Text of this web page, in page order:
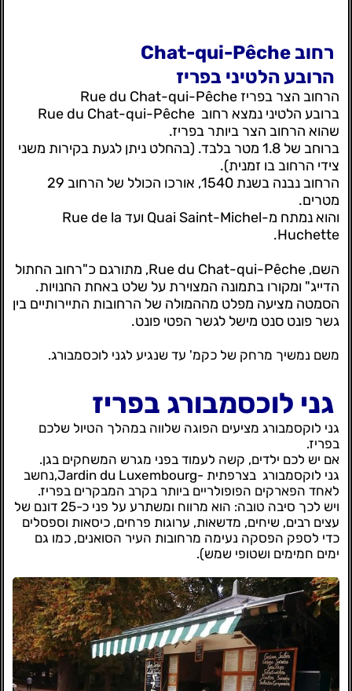
רחוב Chat-qui-Pêche
הרובע הלטיני בפריז
הרחוב הצר בפריז Rue du Chat-qui-Pêche
ברובע הלטיני נמצא רחוב Rue du Chat-qui-Pêche
שהוא הרחוב הצר ביותר בפריז.
ברוחב של 1.8 מטר בלבד. (בהחלט ניתן לגעת בקירות משני
צידי הרחוב בו זמנית).
הרחוב נבנה בשנת 1540, אורכו הכולל של הרחוב 29
מטרים.
והוא נמתח מ-Quai Saint-Michel ועד Rue de la
Huchette.
השם, Rue du Chat-qui-Pêche, מתורגם כ"רחוב החתול
הדייג" ומקורו בתמונה המצוירת על שלט באחת החנויות.
הסמטה מציעה מפלט מההמולה של הרחובות התיירותיים בין
גשר פונט סנט מישל לגשר הפטי פונט.
משם נמשיך מרחק של כקמ' עד שנגיע לגני לוכסמבורג.
גני לוכסמבורג בפריז
גני לוקסמבורג מציעים הפוגה שלווה במהלך הטיול שלכם
בפריז.
אם יש לכם ילדים, קשה לעמוד בפני מגרש המשחקים בגן.
גני לוקסמבורג בצרפתית -Jardin du Luxembourg,נחשב
לאחד הפארקים הפופולריים ביותר בקרב המבקרים בפריז.
ויש לכך סיבה טובה: הוא מרווח ומשתרע על פני כ-25 דונם של
עצים רבים, שיחים, מדשאות, ערוגות פרחים, כיסאות וספסלים
כדי לספק הפסקה נעימה מרחובות העיר הסואנים, כמו גם
ימים חמימים ושטופי שמש).